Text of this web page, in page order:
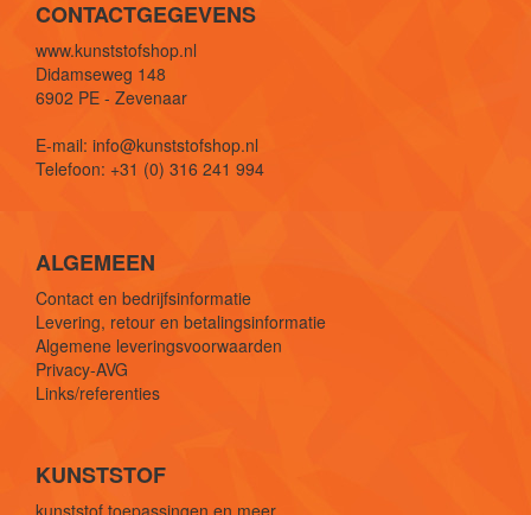
CONTACTGEGEVENS
www.kunststofshop.nl
Didamseweg 148
6902 PE - Zevenaar
E-mail: info@kunststofshop.nl
Telefoon: +31 (0) 316 241 994
ALGEMEEN
Contact en bedrijfsinformatie
Levering, retour en betalingsinformatie
Algemene leveringsvoorwaarden
Privacy-AVG
Links/referenties
KUNSTSTOF
kunststof toepassingen en meer